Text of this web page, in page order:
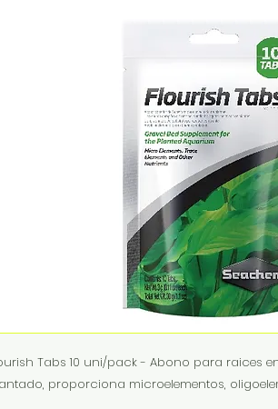
Tabs 10 uni/pack - Abono para raices
proporciona microelementos,